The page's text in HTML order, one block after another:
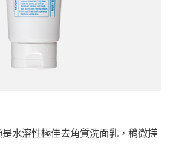
水溶性極佳去角質洗面乳，稍微搓